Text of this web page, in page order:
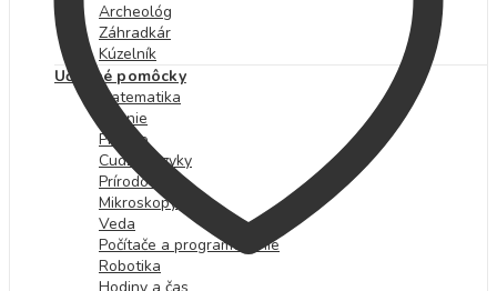
Archeológ
Záhradkár
Kúzelník
Učebné pomôcky
Matematika
Čítanie
Písanie
Cudzie jazyky
Prírodoveda
Mikroskopy
Veda
Počítače a programovanie
Robotika